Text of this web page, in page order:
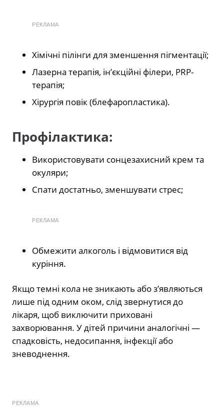
РЕКЛАМА
Хімічні пілінги для зменшення пігментації;
Лазерна терапія, ін’єкційні філери, PRP-
терапія;
Хірургія повік (блефаропластика).
Профілактика:
Використовувати сонцезахисний крем та
окуляри;
Спати достатньо, зменшувати стрес;
РЕКЛАМА
Обмежити алкоголь і відмовитися від
куріння.
Якщо темні кола не зникають або з’являються
лише під одним оком, слід звернутися до
лікаря, щоб виключити приховані
захворювання. У дітей причини аналогічні —
спадковість, недосипання, інфекції або
зневоднення.
РЕКЛАМА